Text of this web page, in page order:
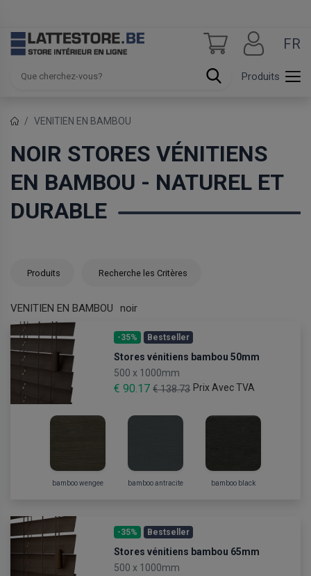
Produits
FR
VENITIEN EN BAMBOU
NOIR STORES VÉNITIENS
EN BAMBOU - NATUREL ET
DURABLE
Produits Recherche les Critères
VENITIEN EN BAMBOU noir
-35% Bestseller
Stores vénitiens bambou 50mm
500 x 1000mm
€ 90.17€ 138.73 Prix Avec TVA
bamboo wengee bamboo antracite bamboo black
-35% Bestseller
Stores vénitiens bambou 65mm
500 x 1000mm